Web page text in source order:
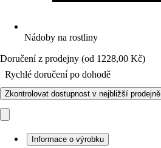
Nádoby na rostliny
Doručení z prodejny (od 1228,00 Kč)
Rychlé doručení po dohodě
Zkontrolovat dostupnost v nejbližší prodejně
Informace o výrobku